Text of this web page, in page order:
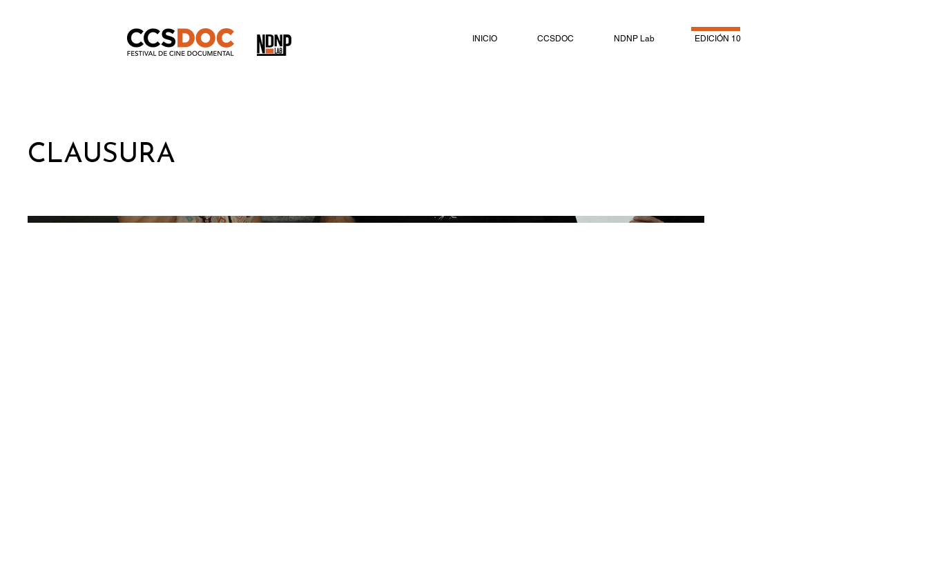
INICIO CCSDOC NDNP Lab EDICIÓN 10
CLAUSURA